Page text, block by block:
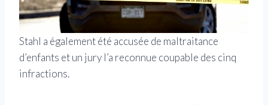
Stahl a également été accusée de maltraitance
d’enfants et un jury l’a reconnue coupable des cinq
infractions.